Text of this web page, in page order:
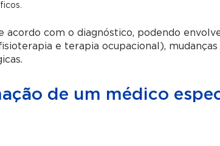
acordo com o diagnóstico, podendo
e terapia ocupacional),
de um médico